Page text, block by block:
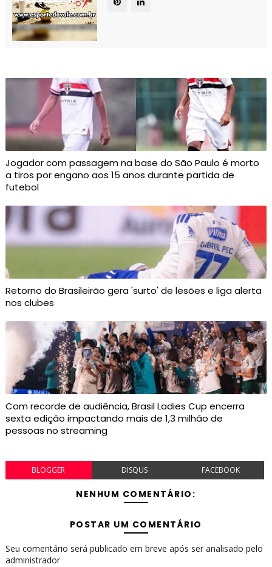
Jogador com passagem na base do São Paulo é morto
a tiros por engano aos 15 anos durante partida de
futebol
Retorno do Brasileirão gera 'surto' de lesões e liga alerta
nos clubes
Com recorde de audiência, Brasil Ladies Cup encerra
sexta edição impactando mais de 1,3 milhão de
pessoas no streaming
BLOGGER DISQUS FACEBOOK
NENHUM COMENTÁRIO:
POSTAR UM COMENTÁRIO
Seu comentário será publicado em breve após ser analisado pelo
administrador